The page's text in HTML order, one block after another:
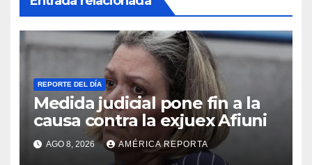
REPORTE DEL DÍA
Medida judicial pone fin a la
causa contra la exjuex Afiuni
AGO 8, 2026 AMÉRICA REPORTA